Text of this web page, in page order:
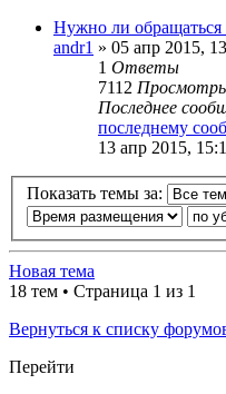
Нужно ли
andr1 » 05 апр 2015,
1 Ответы
7112
Последнее
последнему
13 апр 2015,
Показать темы за:
Новая тема
18 тем • Страница 1 из 1
Вернуться к списку
Перейти